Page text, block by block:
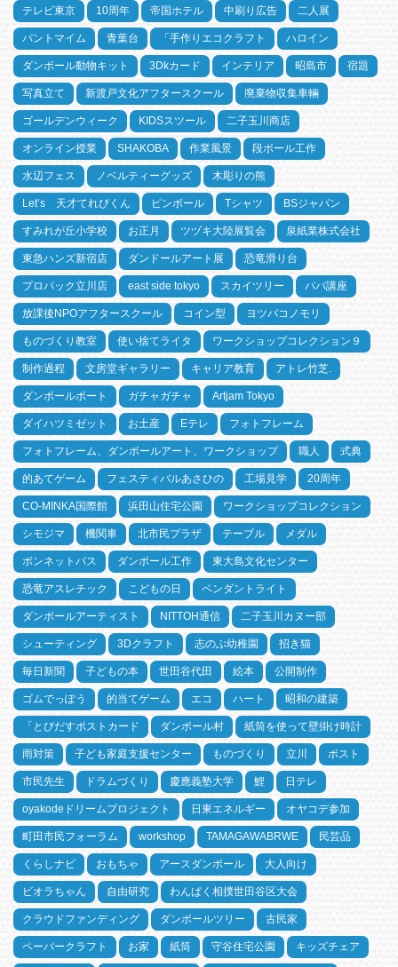
テレビ東京 10周年 帝国ホテル 中刷り広告 二人展
パントマイム 青葉台 「手作りエコクラフト ハロイン
ダンボール動物キット 3Dkカード インテリア 昭島市 宿題
写真立て 新渡戸文化アフタースクール 廃棄物収集車輛
ゴールデンウィーク KIDSスツール 二子玉川商店
オンライン授業 SHAKOBA 作業風景 段ボール工作
水辺フェス ノベルティーグッズ 木彫りの熊
Let’s 天才てれびくん ピンボール Tシャツ BSジャパン
すみれが丘小学校 お正月 ツヅキ大陸展覧会 泉紙業株式会社
東急ハンズ新宿店 ダンドールアート展 恐竜滑り台
プロパック立川店 east side tokyo スカイツリー パパ講座
放課後NPOアフタースクール コイン型 ヨツバコノモリ
ものづくり教室 使い捨てライタ ワークショップコレクション９
制作過程 文房堂ギャラリー キャリア教育 アトレ竹芝.
ダンボールボート ガチャガチャ Artjam Tokyo
ダイハツミゼット お土産 Eテレ フォトフレーム
フォトフレーム、ダンボールアート、ワークショップ 職人 式典
的あてゲーム フェスティバルあさひの 工場見学 20周年
CO-MINKA国際館 浜田山住宅公園 ワークショップコレクション
シモジマ 機関車 北市民プラザ テーブル メダル
ボンネットバス ダンボール工作 東大島文化センター
恐竜アスレチック こどもの日 ペンダントライト
ダンボールアーティスト NITTOH通信 二子玉川カヌー部
シューティング 3Dクラフト 志のぶ幼稚園 招き猫
毎日新聞 子どもの本 世田谷代田 絵本 公開制作
ゴムでっぽう 的当てゲーム エコ ハート 昭和の建築
「とびだすポストカード ダンボール村 紙筒を使って壁掛け時計
雨対策 子ども家庭支援センター ものづくり 立川 ポスト
市民先生 ドラムづくり 慶應義塾大学 鯉 日テレ
oyakodeドリームプロジェクト 日東エネルギー オヤコデ参加
町田市民フォーラム workshop TAMAGAWABRWE 民芸品
くらしナビ おもちゃ アースダンボール 大人向け
ビオラちゃん 自由研究 わんぱく相撲世田谷区大会
クラウドファンディング ダンボールツリー 古民家
ペーパークラフト お家 紙筒 守谷住宅公園 キッズチェア